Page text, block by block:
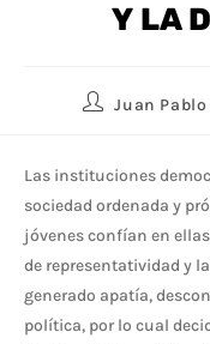
Y LA
Juan
Las instituciones
sociedad ordenada y
jóvenes confían en
de representatividad y
generado apatía,
política, por lo cual